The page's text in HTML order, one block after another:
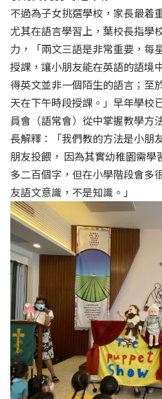
不過為子女挑選學校，家長最着
尤其在語言學習上，葉校長指學
力，「兩文三語是非常重要，每
授課，讓小朋友能在英語的語境
得英文並非一個陌生的語言；至
天在下午時段授課。」早年學校
員會（語常會）從中掌握教學方
長解釋：「我們教的方法是小朋
朋友投餵， 因為其實幼稚園需
多二百個字，但在小學階段會多
友語文意識，不是知識。」